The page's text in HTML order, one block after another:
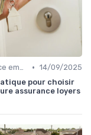
Assurance emprunteur • 14/09/2025
pour choisir
assurance loyers